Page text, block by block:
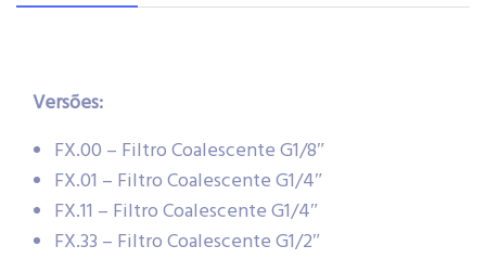
Versões:
FX.00 – Filtro Coalescente G1/8″
FX.01 – Filtro Coalescente G1/4″
FX.11 – Filtro Coalescente G1/4″
FX.33 – Filtro Coalescente G1/2″